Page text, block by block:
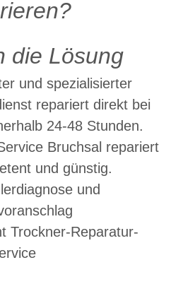
die Lösung
und spezialisierter
repariert direkt bei
24-48 Stunden.
Bruchsal repariert
und günstig.
und
Trockner-Reparatur-